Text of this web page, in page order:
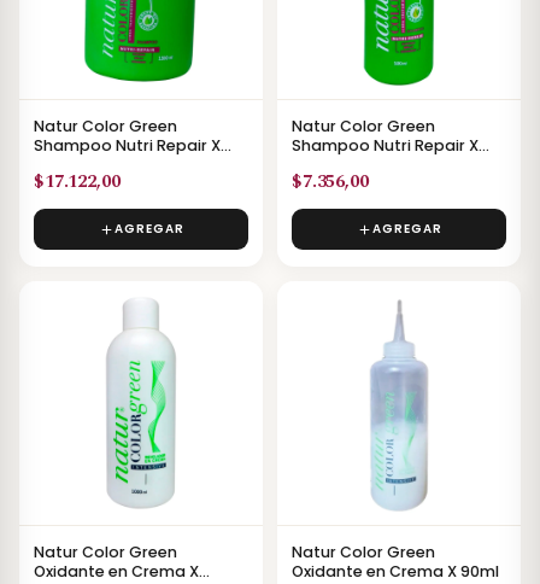
Natur Color Green
Shampoo Nutri Repair X
$17.122,00
AGREGAR
Natur Color Green
Shampoo Nutri Repair X
$7.356,00
AGREGAR
Natur Color Green
Oxidante en Crema X
Natur Color Green
Oxidante en Crema X 90ml